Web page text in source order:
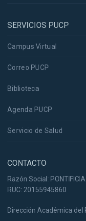
SERVICIOS PUCP
Campus Virtual
Correo PUCP
Biblioteca
Agenda PUCP
Servicio de Salud
CONTACTO
Razón Social:
RUC: 20155945860
Dirección Académica del